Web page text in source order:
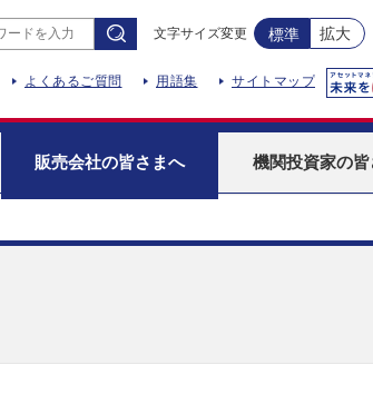
文字サイズ変更 標準 拡大
よくあるご質問 用語集 サイトマップ
販売会社の皆さまへ 機関投資家の